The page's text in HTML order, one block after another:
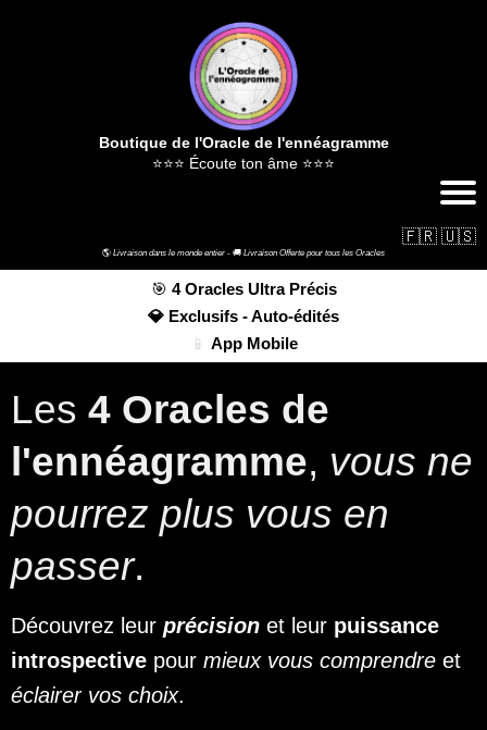
Boutique de l'Oracle de l'ennéagramme
⭐⭐⭐ Écoute ton âme ⭐⭐⭐
🇫🇷 🇺🇸
🌎 Livraison dans le monde entier - 🚚 Livraison Offerte pour tous les Oracles
🎯 4 Oracles Ultra Précis
💎 Exclusifs - Auto-édités
📱 App Mobile
Les 4 Oracles de
l'ennéagramme, vous ne
pourrez plus vous en
passer.
Découvrez leur précision et leur puissance
introspective pour mieux vous comprendre et
éclairer vos choix.